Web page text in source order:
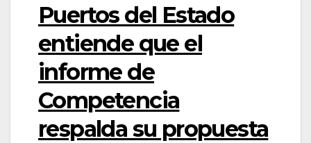
Puertos del Estado
entiende que el
informe de
Competencia
respalda su propuesta